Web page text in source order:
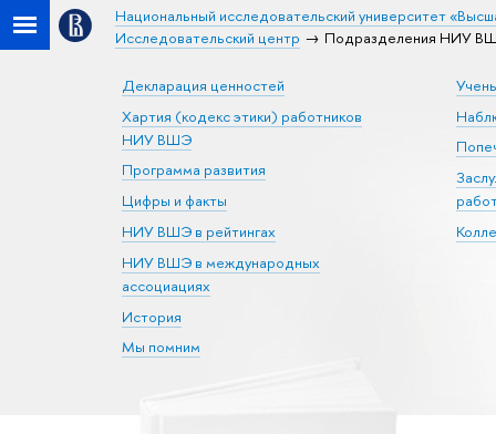
Национальный исследовательский университет
Исследовательский центр
Подразделения НИУ
Декларация ценностей
Хартия (кодекс этики) работников
НИУ ВШЭ
Программа развития
Цифры и факты
НИУ ВШЭ в рейтингах
НИУ ВШЭ в международных
ассоциациях
История
Мы помним